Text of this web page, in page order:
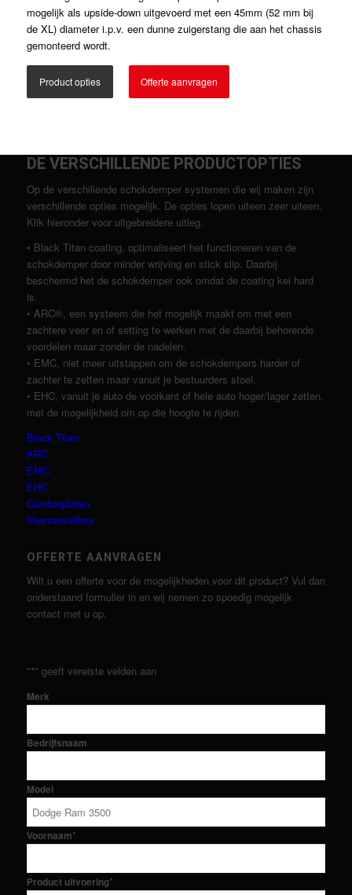
mogelijk als upside-down uitgevoerd met een 45mm (52 mm bij
de XL) diameter i.p.v. een dunne zuigerstang die aan het chassis
gemonteerd wordt.
Product opties Offerte aanvragen
DE VERSCHILLENDE PRODUCTOPTIES
Op de verschillende schokdemper systemen die wij maken zijn
verschillende opties mogelijk. De opties lopen uiteen zeer uiteen.
Klik hieronder voor uitgebreidere uitleg.
• Black Titan coating, optimaliseert het functioneren van de
schokdemper door minder wrijving en stick slip. Daarbij
beschermd het de schokdemper ook omdat de coating kei hard
is.
• ARC®, een systeem die het mogelijk maakt om met een
zachtere veer en of setting te werken met de daarbij behorende
voordelen maar zonder de nadelen.
• EMC, niet meer uitstappen om de schokdempers harder of
zachter te zetten maar vanuit je bestuurders stoel.
• EHC, vanuit je auto de voorkant of hele auto hoger/lager zetten,
met de mogelijkheid om op die hoogte te rijden.
Black Titan
ARC
EMC
EHC
Camberplaten
Veerverstellers
OFFERTE AANVRAGEN
Wilt u een offerte voor de mogelijkheden voor dit product? Vul dan
onderstaand formulier in en wij nemen zo spoedig mogelijk
contact met u op.
"*" geeft vereiste velden aan
Merk
Bedrijfsnaam
Model
Voornaam*
Product uitvoering*